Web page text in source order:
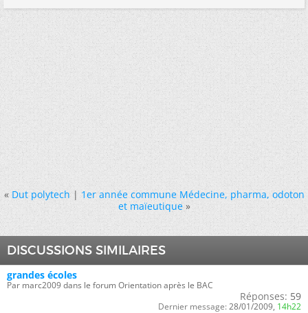
« Dut polytech|1er année commune Médecine, pharma, odoton
et maïeutique »
DISCUSSIONS SIMILAIRES
grandes écoles
Par marc2009 dans le forum Orientation après le BAC
Réponses: 59
Dernier message: 28/01/2009, 14h22